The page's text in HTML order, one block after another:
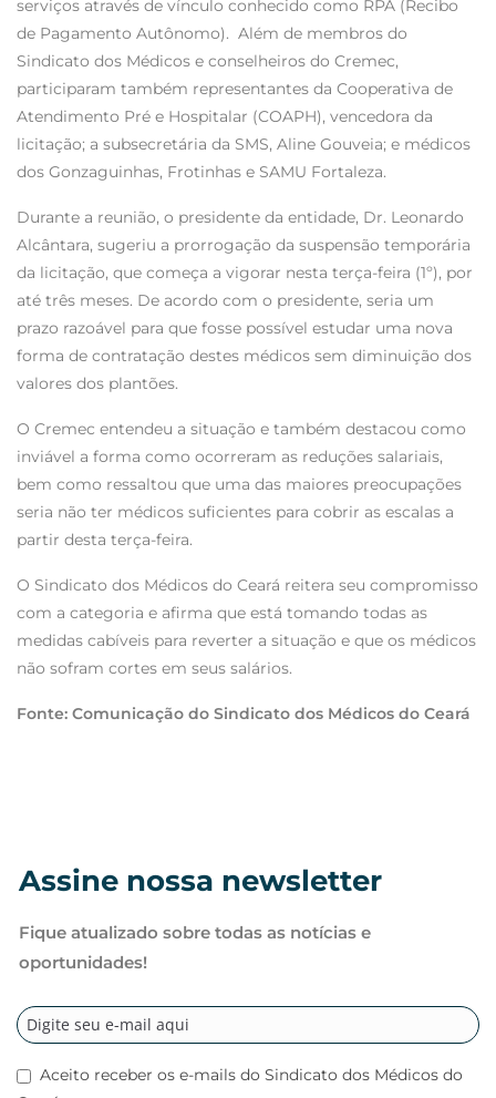
serviços através de vínculo conhecido como RPA (Recibo
de Pagamento Autônomo). Além de membros do
Sindicato dos Médicos e conselheiros do Cremec,
participaram também representantes da Cooperativa de
Atendimento Pré e Hospitalar (COAPH), vencedora da
licitação; a subsecretária da SMS, Aline Gouveia; e médicos
dos Gonzaguinhas, Frotinhas e SAMU Fortaleza.
Durante a reunião, o presidente da entidade, Dr. Leonardo
Alcântara, sugeriu a prorrogação da suspensão temporária
da licitação, que começa a vigorar nesta terça-feira (1º), por
até três meses. De acordo com o presidente, seria um
prazo razoável para que fosse possível estudar uma nova
forma de contratação destes médicos sem diminuição dos
valores dos plantões.
O Cremec entendeu a situação e também destacou como
inviável a forma como ocorreram as reduções salariais,
bem como ressaltou que uma das maiores preocupações
seria não ter médicos suficientes para cobrir as escalas a
partir desta terça-feira.
O Sindicato dos Médicos do Ceará reitera seu compromisso
com a categoria e afirma que está tomando todas as
medidas cabíveis para reverter a situação e que os médicos
não sofram cortes em seus salários.
Fonte: Comunicação do Sindicato dos Médicos do Ceará
Assine nossa newsletter
Fique atualizado sobre todas as notícias e
oportunidades!
Aceito receber os e-mails do Sindicato dos Médicos do